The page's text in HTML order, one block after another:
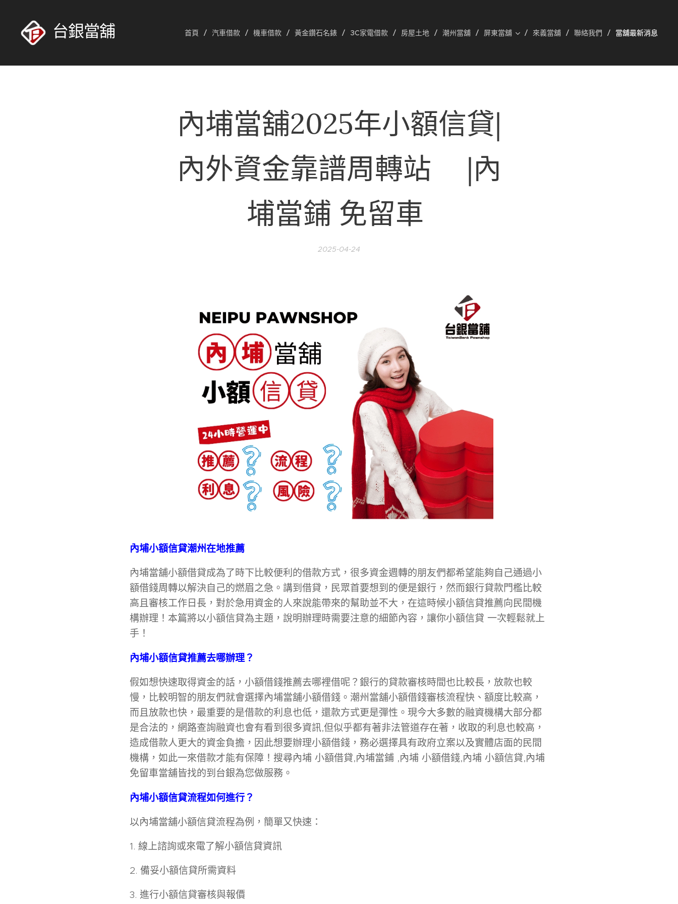
台銀當舖 首頁 汽車借款 機車借款 黃金鑽石名錶 3C家電借款 房屋土地 潮州當舖 屏東當舖 來義當舖 聯絡我們 當舖最新消息
內埔當舖2025年小額信貸|
內外資金靠譜周轉站❤️|內
埔當鋪 免留車
2025-04-24
內埔小額信貸潮州在地推薦
內埔當舖小額借貸成為了時下比較便利的借款方式，很多資金週轉的朋友們都希望能夠自己通過小
額借錢周轉以解決自己的燃眉之急。講到借貸，民眾首要想到的便是銀行，然而銀行貸款門檻比較
高且審核工作日長，對於急用資金的人來說能帶來的幫助並不大，在這時候小額信貸推薦向民間機
構辦理！本篇將以小額信貸為主題，說明辦理時需要注意的細節內容，讓你小額信貸 一次輕鬆就上
手！
內埔小額信貸推薦去哪辦理？
假如想快速取得資金的話，小額借錢推薦去哪裡借呢？銀行的貸款審核時間也比較長，放款也較
慢，比較明智的朋友們就會選擇內埔當舖小額借錢。潮州當舖小額借錢審核流程快、額度比較高，
而且放款也快，最重要的是借款的利息也低，還款方式更是彈性。現今大多數的融資機構大部分都
是合法的，網路查詢融資也會有看到很多資訊,但似乎都有著非法管道存在著，收取的利息也較高，
造成借款人更大的資金負擔，因此想要辦理小額借錢，務必選擇具有政府立案以及實體店面的民間
機構，如此一來借款才能有保障！搜尋內埔 小額借貸,內埔當鋪 ,內埔 小額借錢,內埔 小額信貸,內埔
免留車當舖皆找的到台銀為您做服務。
內埔小額信貸流程如何進行？
以內埔當舖小額信貸流程為例，簡單又快速：
1. 線上諮詢或來電了解小額信貸資訊
2. 備妥小額信貸所需資料
3. 進行小額信貸審核與報價